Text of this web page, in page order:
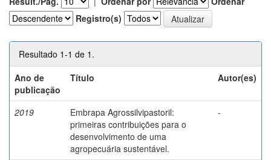
Registro(s)
Resultado 1-1 de 1.
Ano de
publicação
Título Autor(es)
2019
Embrapa Agrossilvipastoril:
primeiras contribuições para o
desenvolvimento de uma
agropecuária sustentável.
-